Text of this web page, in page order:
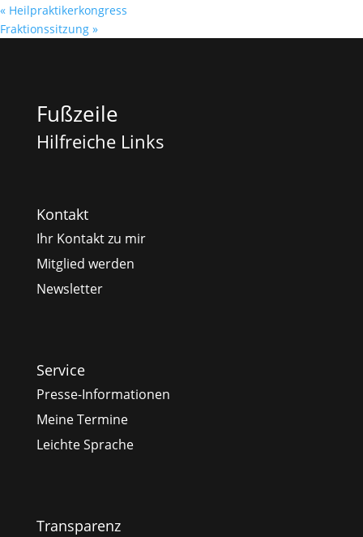
« Heilpraktikerkongress
Fraktionssitzung »
Fußzeile
Hilfreiche Links
Kontakt
Ihr Kontakt zu mir
Mitglied werden
Newsletter
Service
Presse-Informationen
Meine Termine
Leichte Sprache
Transparenz